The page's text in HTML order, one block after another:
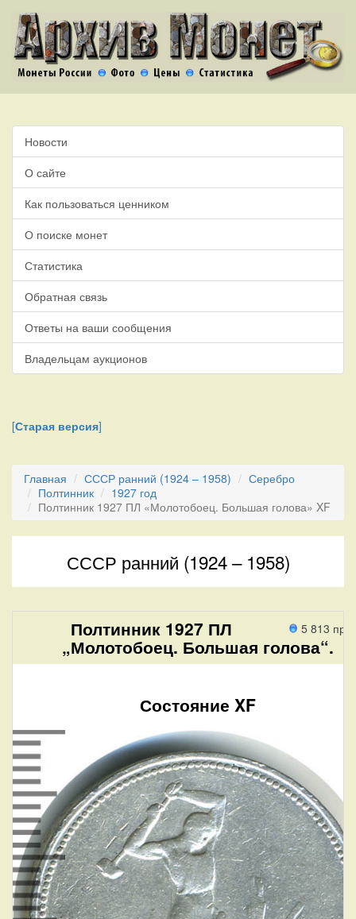
Новости
О сайте
Как пользоваться ценником
О поиске монет
Статистика
Обратная связь
Ответы на ваши сообщения
Владельцам аукционов
[Старая версия]
Главная СССР ранний (1924 – 1958)
Серебро
Полтинник
1927 год
Полтинник 1927 ПЛ «Молотобоец. Большая голова» XF
СССР ранний (1924 – 1958)
5 813
Полтинник 1927 ПЛ
„Молотобоец. Большая голова“.
Состояние XF